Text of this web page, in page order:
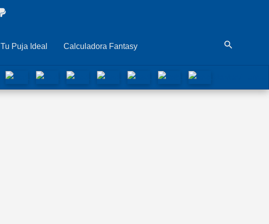
Tu Puja Ideal Calculadora Fantasy Buscar